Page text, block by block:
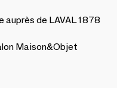
auprès de LAVAL 1878
Maison&Objet